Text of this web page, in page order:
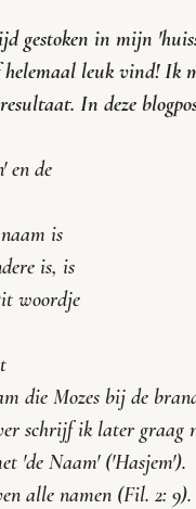
gestoken in mijn
leuk vind! Ik
In deze
' en de
is
is, is
woordje
die Mozes bij de
schrijf ik later graag
'de Naam' ('Hasjem').
alle namen (Fil. 2: 9).